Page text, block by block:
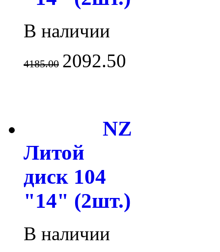
В наличии
4185.00 2092.50
NZ
Литой
диск 104
"14" (2шт.)
В наличии